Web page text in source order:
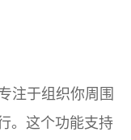
注于组织你周围
。这个功能支持